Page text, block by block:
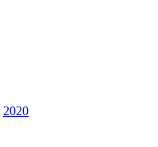
2020